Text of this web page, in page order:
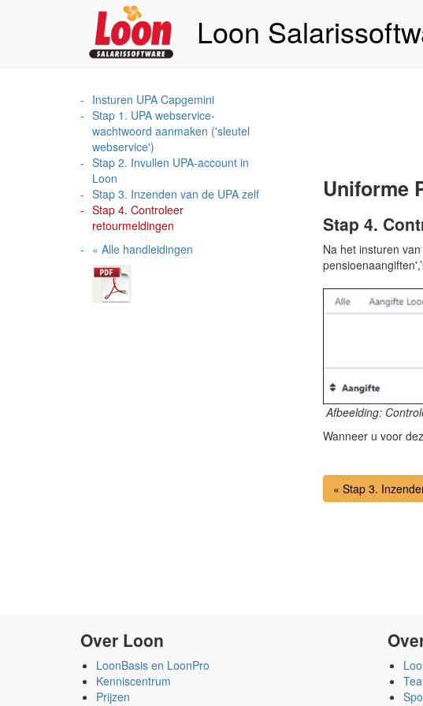
Loon
Insturen UPA Capgemini
Stap 1. UPA webservice-
wachtwoord aanmaken ('sleutel
webservice')
Stap 2. Invullen UPA-account in
Loon
Stap 3. Inzenden van de UPA zelf
Stap 4. Controleer
retourmeldingen
« Alle handleidingen
Uniforme
Stap 4.
Na het insturen
Afbeelding:
Wanneer u voor
« Stap 3.
Over Loon
LoonBasis en LoonPro
Kenniscentrum
Prijzen